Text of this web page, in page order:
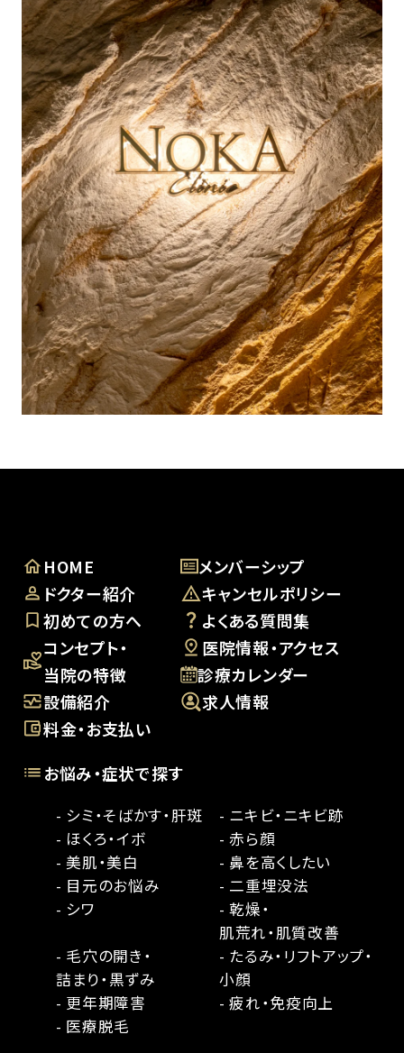
HOME
ドクター紹介
初めての方へ
コンセプト・
当院の特徴
設備紹介
料金・お支払い
メンバーシップ
キャンセルポリシー
よくある質問集
医院情報・アクセス
診療カレンダー
求人情報
お悩み・症状で探す
- シミ・そばかす・肝斑
- ニキビ・ニキビ跡
- ほくろ・イボ
- 赤ら顔
- 美肌・美白
- 鼻を高くしたい
- 目元のお悩み
- 二重埋没法
- シワ
- 乾燥・
肌荒れ・肌質改善
- 毛穴の開き・
詰まり・黒ずみ
- たるみ・リフトアップ・
小顔
- 更年期障害
- 疲れ・免疫向上
- 医療脱毛